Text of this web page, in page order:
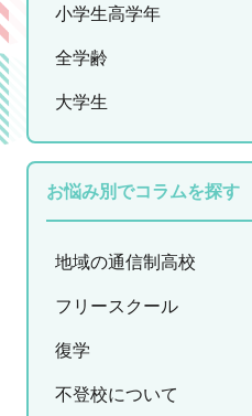
小学生高学年
全学齢
大学生
お悩み別でコラムを探す
地域の通信制高校
フリースクール
復学
不登校について